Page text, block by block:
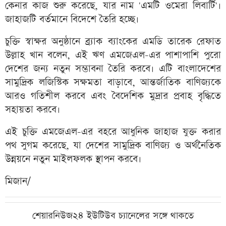
কেনার কাজ শুরু করেছে, যার নাম 'এমটি ওমেরা লিবার্টি'।
জাহাজটি বর্তমানে বিদেশে তৈরি হচ্ছে।
চুক্তি স্বাক্ষর অনুষ্ঠানে ব্র্যাক ব্যাংকের এমডি তারেক রেফাত
উল্লাহ খান বলেন, এই ঋণ এমজেএল-এর পাশাপাশি পুরো
দেশের জন্য নতুন সম্ভাবনা তৈরি করবে। এটি বাংলাদেশের
সামুদ্রিক লজিস্টিক সক্ষমতা বাড়াবে, আন্তর্জাতিক বাণিজ্যকে
আরও গতিশীল করবে এবং বৈদেশিক মুদ্রার প্রবাহ বৃদ্ধিতে
সহায়তা করবে।
এই চুক্তি এমজেএল-এর বহরে আধুনিক জাহাজ যুক্ত করার
পথ সুগম করেছে, যা দেশের সামুদ্রিক বাণিজ্য ও অর্থনৈতিক
উন্নয়নে নতুন মাইলফলক স্থাপন করবে।
মিজান/
শেয়ারনিউজ২৪ ইউটিউব চ্যানেলের সঙ্গে থাকতে